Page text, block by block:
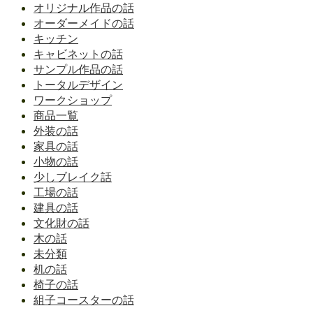
オリジナル作品の話
オーダーメイドの話
キッチン
キャビネットの話
サンプル作品の話
トータルデザイン
ワークショップ
商品一覧
外装の話
家具の話
小物の話
少しブレイク話
工場の話
建具の話
文化財の話
木の話
未分類
机の話
椅子の話
組子コースターの話